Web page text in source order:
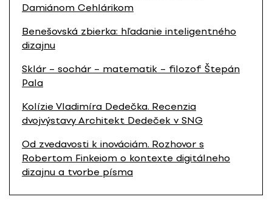
Damiánom Cehlárikom
Benešovská zbierka: hľadanie inteligentného
dizajnu
Sklár – sochár – matematik – filozof Štepán
Pala
Kolízie Vladimíra Dedečka. Recenzia
dvojvýstavy Architekt Dedeček v SNG
Od zvedavosti k inováciám. Rozhovor s
Robertom Finkeiom o kontexte digitálneho
dizajnu a tvorbe písma